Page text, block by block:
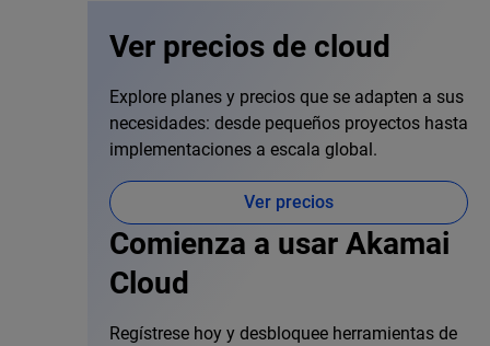
Ver precios de cloud
Explore planes y precios que se adapten a sus
necesidades: desde pequeños proyectos hasta
implementaciones a escala global.
Ver precios
Comienza a usar Akamai
Cloud
Regístrese hoy y desbloquee herramientas de